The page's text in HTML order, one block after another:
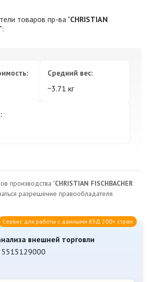
товаров пр-ва "CHRISTIAN
":
Средний вес:
~3.71 кг
производства "CHRISTIAN FISCHBACHER
разрешение правообладателя
внешней торговли
Сервис для работы с данными ВЭД 200+ стран